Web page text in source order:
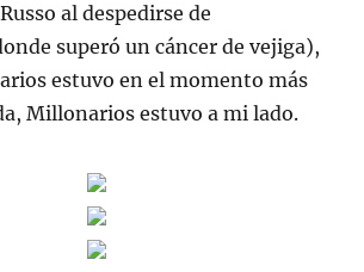
al despedirse de
superó un cáncer de vejiga),
estuvo en el momento más
Millonarios estuvo a mi lado.